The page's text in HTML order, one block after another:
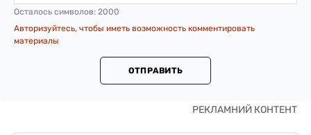
Осталось символов: 2000
Авторизуйтесь, чтобы иметь возможность комментировать
материалы
ОТПРАВИТЬ